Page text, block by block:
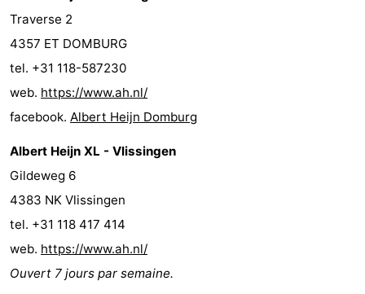
Traverse 2
4357 ET DOMBURG
tel. +31 118-587230
web. https://www.ah.nl/
facebook. Albert Heijn Domburg
Albert Heijn XL - Vlissingen
Gildeweg 6
4383 NK Vlissingen
tel. +31 118 417 414
web. https://www.ah.nl/
Ouvert 7 jours par semaine.